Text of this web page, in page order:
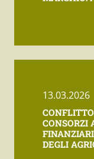
13.03.2026
CONSORZI
DEGLI